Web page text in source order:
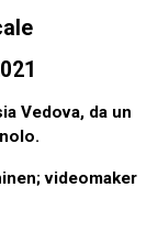
Vedova, da un
videomaker